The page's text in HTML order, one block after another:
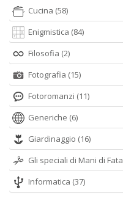
Cucina (58)
Enigmistica (84)
Filosofia (2)
Fotografia (15)
Fotoromanzi (11)
Generiche (6)
Giardinaggio (16)
Gli speciali di Mani di Fata
Informatica (37)